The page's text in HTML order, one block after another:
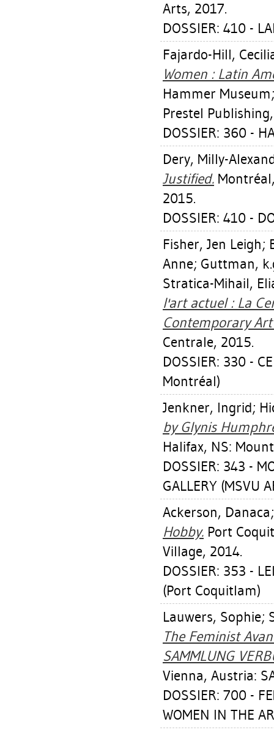
Arts, 2017.
DOSSIER: 410 -
Fajardo-Hill,
Women : Latin
Hammer
Prestel
DOSSIER: 360 -
Dery, Milly-
Justified.
2015.
DOSSIER: 410 -
Fisher, Jen Leigh;
Anne; Guttman,
Stratica-Mihail,
l'art actuel : La
Contemporary
Centrale, 2015.
DOSSIER: 330 -
Montréal)
Jenkner, Ingrid;
by Glynis
Halifax, NS:
DOSSIER: 343 -
GALLERY (MSVU
Ackerson, Danaca
Hobby. Port
Village, 2014.
DOSSIER: 353 -
(Port Coquitlam)
Lauwers, Sophie;
The Feminist
SAMMLUNG
Vienna, Austria:
DOSSIER: 700 -
WOMEN IN THE